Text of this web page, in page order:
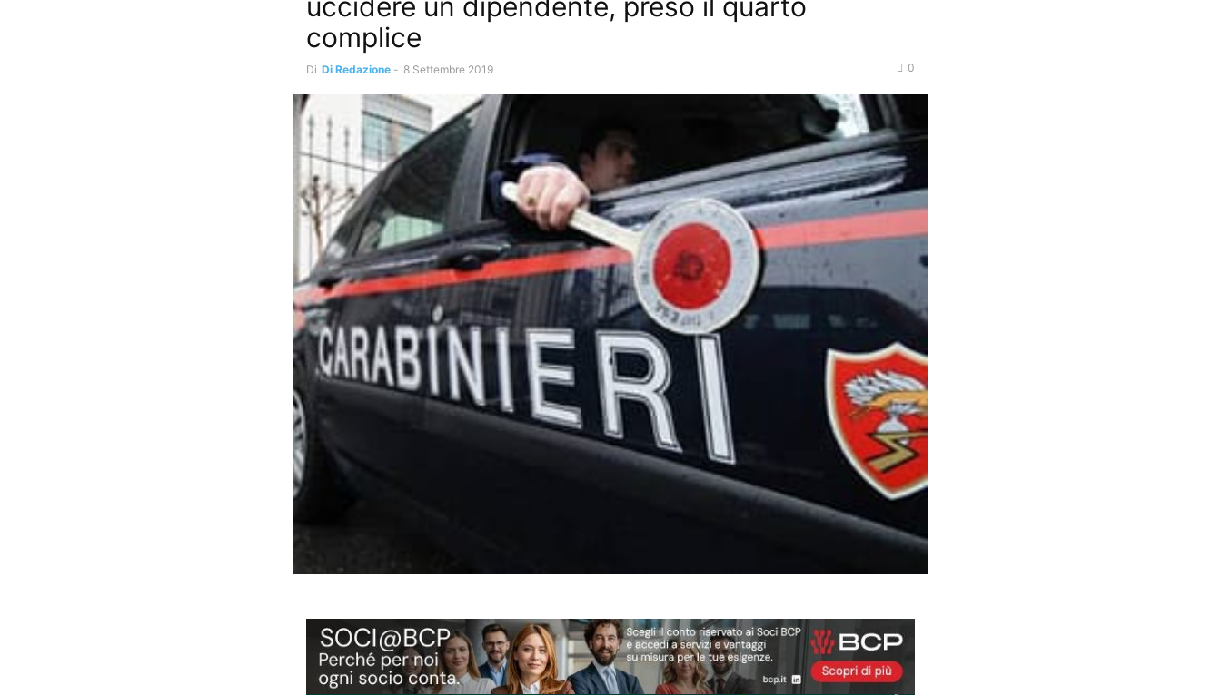
complice
Di Di Redazione - 8 Settembre 2019 0